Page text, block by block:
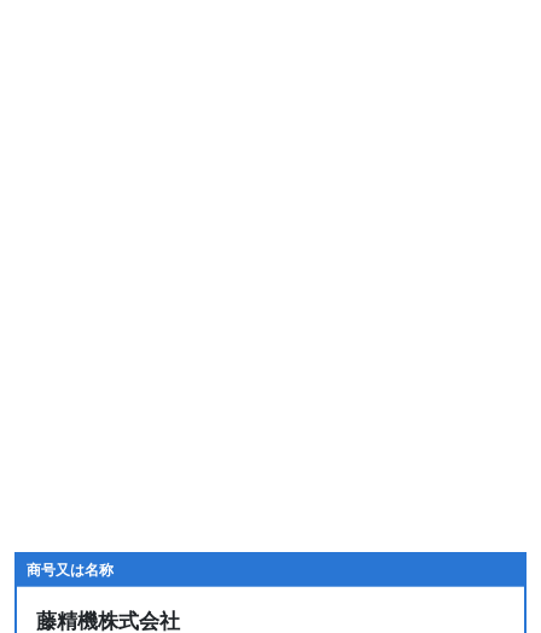
商号又は名称
藤精機株式会社